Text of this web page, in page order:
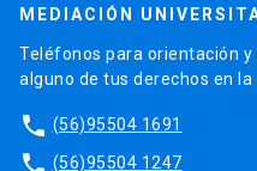
MEDIACIÓN
Teléfonos para orientación y
alguno de tus derechos en la
phone (56)95504 1691
phone (56)95504 1247